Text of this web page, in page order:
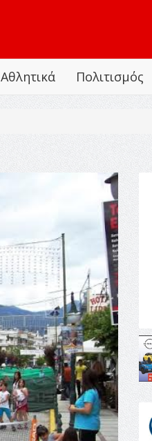
Αθλητικά Πολιτισμός